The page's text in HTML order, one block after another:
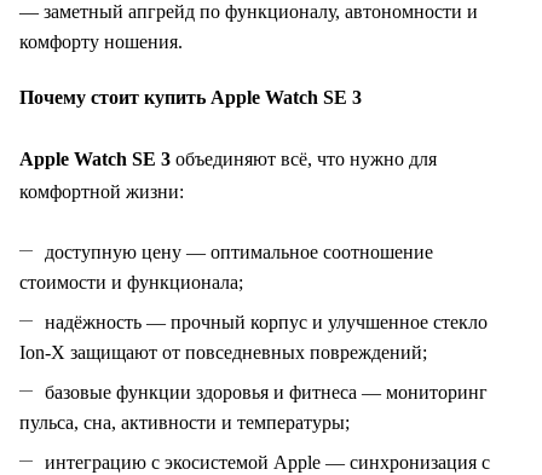
— заметный апгрейд по функционалу, автономности и
комфорту ношения.
Почему стоит купить Apple Watch SE 3
Apple Watch SE 3 объединяют всё, что нужно для
комфортной жизни:
доступную цену — оптимальное соотношение
стоимости и функционала;
надёжность — прочный корпус и улучшенное стекло
Ion‑X защищают от повседневных повреждений;
базовые функции здоровья и фитнеса — мониторинг
пульса, сна, активности и температуры;
интеграцию с экосистемой Apple — синхронизация с